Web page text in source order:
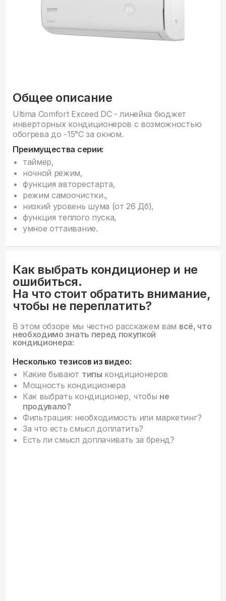
Общее описание
Ultima Comfort Exceed DC - линейка бюджет
инверторных кондиционеров с возможностью
обогрева до -15°С за окном.
Преимущества серии:
таймер,
ночной режим,
функция авторестарта,
режим самоочистки.,
низкий уровень шума (от 26 Дб),
функция теплого пуска,
умное оттаивание.
Как выбрать кондиционер и не
ошибиться.
На что стоит обратить внимание,
чтобы не переплатить?
В этом обзоре мы честно расскажем вам всё, что
необходимо знать перед покупкой
кондиционера:
Несколько тезисов из видео:
Какие бывают типы кондиционеров
Мощность кондиционера
Как выбрать кондиционер, чтобы не
продувало?
Фильтрация: необходимость или маркетинг?
За что есть смысл доплатить?
Есть ли смысл доплачивать за бренд?